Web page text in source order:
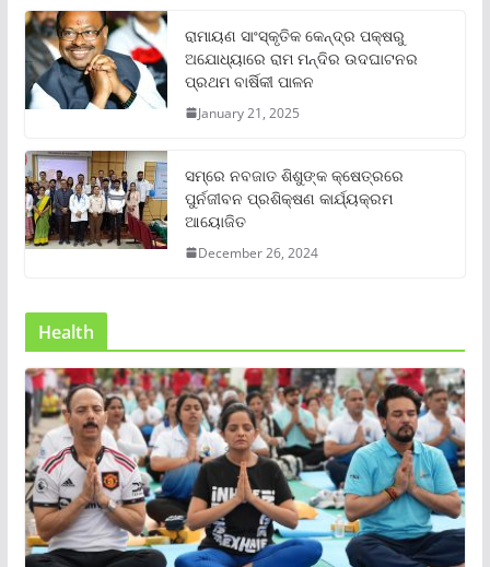
ରାମାୟଣ ସାଂସ୍କୃତିକ କେନ୍ଦ୍ର ପକ୍ଷରୁ
ଅଯୋଧ୍ୟାରେ ରାମ ମନ୍ଦିର ଉଦଘାଟନର
ପ୍ରଥମ ବାର୍ଷିକୀ ପାଳନ
January 21, 2025
ସମ୍‌ରେ ନବଜାତ ଶିଶୁଙ୍କ କ୍ଷେତ୍ରରେ
ପୁର୍ନଜୀବନ ପ୍ରଶିକ୍ଷଣ କାର୍ଯ୍ୟକ୍ରମ
ଆୟୋଜିତ
December 26, 2024
Health